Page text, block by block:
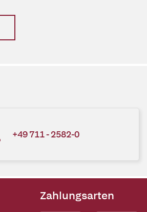
+49 711 - 2582-0
Zahlungsarten